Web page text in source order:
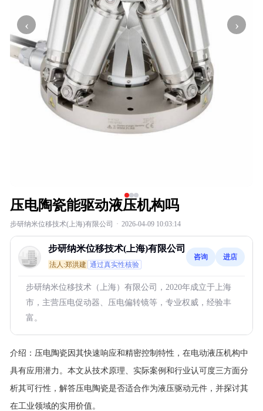
‹ ›
压电陶瓷能驱动液压机构吗
步研纳米位移技术(上海)有限公司 · 2026-04-09 10:03:14
步研纳米位移技术(上海)有限公司
法人:郑洪建 通过真实性核验
咨询 进店
步研纳米位移技术（上海）有限公司，2020年成立于上海
市，主营压电促动器、压电偏转镜等，专业权威，经验丰
富。
介绍： 压电陶瓷因其快速响应和精密控制特性，在电动液压机构中
具有应用潜力。本文从技术原理、实际案例和行业认可度三方面分
析其可行性，解答压电陶瓷是否适合作为液压驱动元件，并探讨其
在工业领域的实用价值。